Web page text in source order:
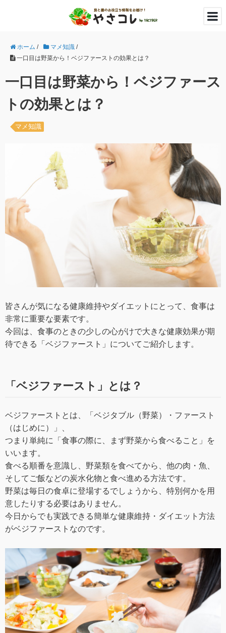
ホーム / マメ知識 /
一口目は野菜から！ベジファーストの効果とは？
一口目は野菜から！ベジファース
トの効果とは？
マメ知識
皆さんが気になる健康維持やダイエットにとって、食事は
非常に重要な要素です。
今回は、食事のときの少しの心がけで大きな健康効果が期
待できる「ベジファースト」についてご紹介します。
「ベジファースト」とは？
ベジファーストとは、「ベジタブル（野菜）・ファースト
（はじめに）」、
つまり単純に「食事の際に、まず野菜から食べること」を
いいます。
食べる順番を意識し、野菜類を食べてから、他の肉・魚、
そしてご飯などの炭水化物と食べ進める方法です。
野菜は毎日の食卓に登場するでしょうから、特別何かを用
意したりする必要はありません。
今日からでも実践できる簡単な健康維持・ダイエット方法
がベジファーストなのです。